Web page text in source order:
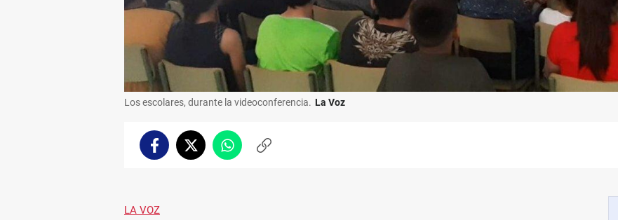
Los escolares, durante la videoconferencia. La Voz
FacebookTwitterWhatsappCopiar
LA VOZ